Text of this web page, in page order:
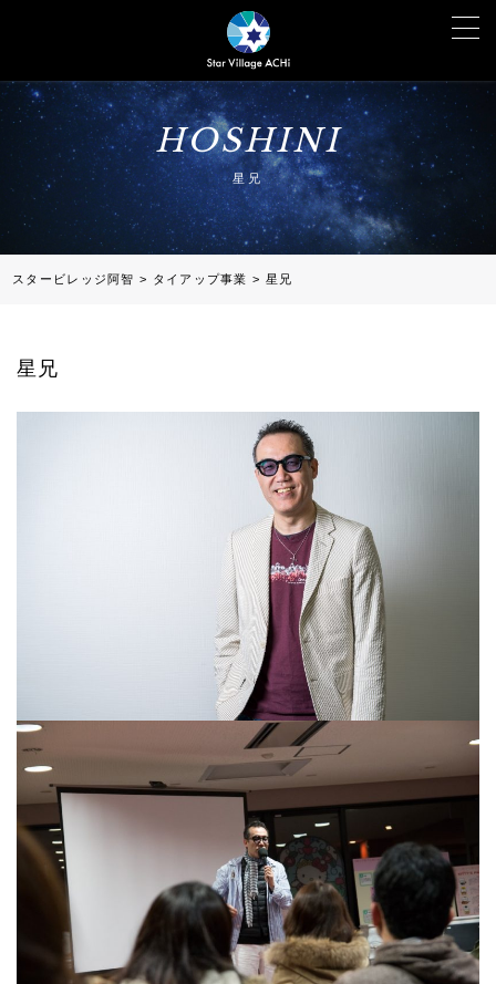
HOSHINI
星兄
スタービレッジ阿智 > タイアップ事業 > 星兄
星兄